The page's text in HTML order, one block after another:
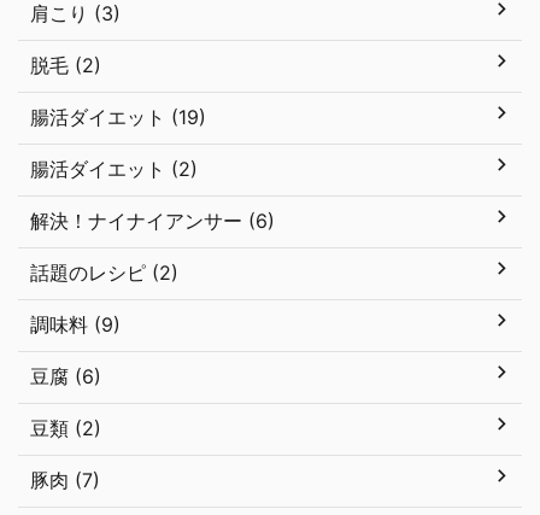
肩こり (3)
脱毛 (2)
腸活ダイエット (19)
腸活ダイエット (2)
解決！ナイナイアンサー (6)
話題のレシピ (2)
調味料 (9)
豆腐 (6)
豆類 (2)
豚肉 (7)